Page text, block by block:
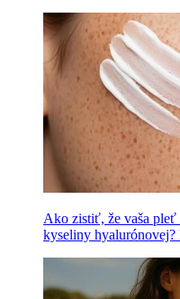
Ako zistiť, že vaša
kyseliny hyalurónovej?